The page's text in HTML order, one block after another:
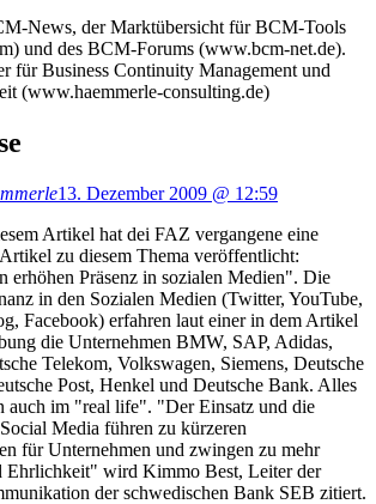
News, der Marktübersicht für BCM-Tools
und des BCM-Forums (www.bcm-net.de).
für Business Continuity Management und
(www.haemmerle-consulting.de)
13. Dezember 2009 @ 12:59
Artikel hat dei FAZ vergangene eine
zu diesem Thema veröffentlicht:
erhöhen Präsenz in sozialen Medien". Die
in den Sozialen Medien (Twitter, YouTube,
Facebook) erfahren laut einer in dem Artikel
die Unternehmen BMW, SAP, Adidas,
Telekom, Volkswagen, Siemens, Deutsche
Post, Henkel und Deutsche Bank. Alles
auch im "real life". "Der Einsatz und die
Media führen zu kürzeren
für Unternehmen und zwingen zu mehr
Ehrlichkeit" wird Kimmo Best, Leiter der
der schwedischen Bank SEB zitiert.